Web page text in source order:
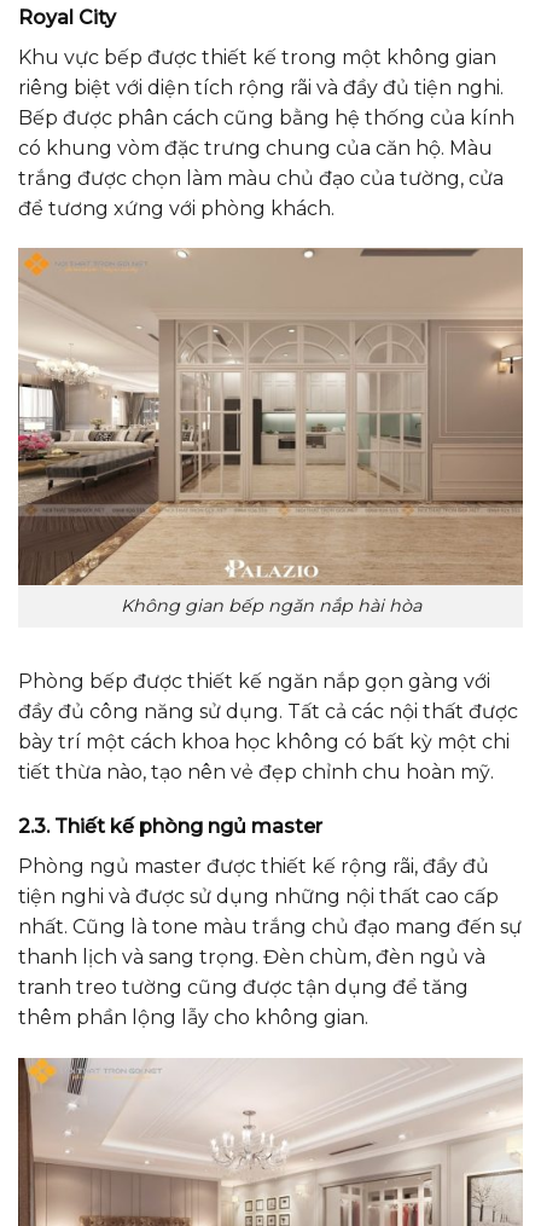
Royal City
Khu vực bếp được thiết kế trong một không gian
riêng biệt với diện tích rộng rãi và đầy đủ tiện nghi.
Bếp được phân cách cũng bằng hệ thống của kính
có khung vòm đặc trưng chung của căn hộ. Màu
trắng được chọn làm màu chủ đạo của tường, cửa
để tương xứng với phòng khách.
Không gian bếp ngăn nắp hài hòa
Phòng bếp được thiết kế ngăn nắp gọn gàng với
đầy đủ công năng sử dụng. Tất cả các nội thất được
bày trí một cách khoa học không có bất kỳ một chi
tiết thừa nào, tạo nên vẻ đẹp chỉnh chu hoàn mỹ.
2.3. Thiết kế phòng ngủ master
Phòng ngủ master được thiết kế rộng rãi, đầy đủ
tiện nghi và được sử dụng những nội thất cao cấp
nhất. Cũng là tone màu trắng chủ đạo mang đến sự
thanh lịch và sang trọng. Đèn chùm, đèn ngủ và
tranh treo tường cũng được tận dụng để tăng
thêm phần lộng lẫy cho không gian.